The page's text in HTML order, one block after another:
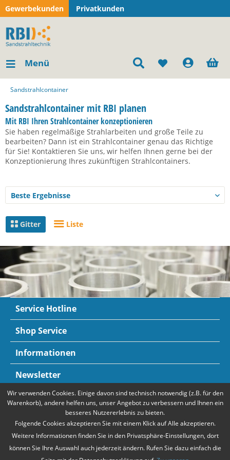
Gewerbekunden Privatkunden
Menü
Sandstrahlcontainer
Sandstrahlcontainer mit RBI planen
Mit RBI Ihren Strahlcontainer konzeptionieren
Sie haben regelmäßige Strahlarbeiten und große Teile zu
bearbeiten? Dann ist ein Strahlcontainer genau das Richtige
für Sie! Kontaktieren Sie uns, wir helfen Ihnen gerne bei der
Konzeptionierung Ihres zukünftigen Strahlcontainers.
Gitter Liste
Service Hotline
Shop Service
Informationen
Newsletter
Zahlungsarten Mehr Informationen
Wir verwenden Cookies. Einige davon sind technisch notwendig (z.B. für den
Warenkorb), andere helfen uns, unser Angebot zu verbessern und Ihnen ein
besseres Nutzererlebnis zu bieten.
Folgende Cookies akzeptieren Sie mit einem Klick auf Alle akzeptieren.
Weitere Informationen finden Sie in den Privatsphäre-Einstellungen, dort
können Sie Ihre Auswahl auch jederzeit ändern. Rufen Sie dazu einfach die